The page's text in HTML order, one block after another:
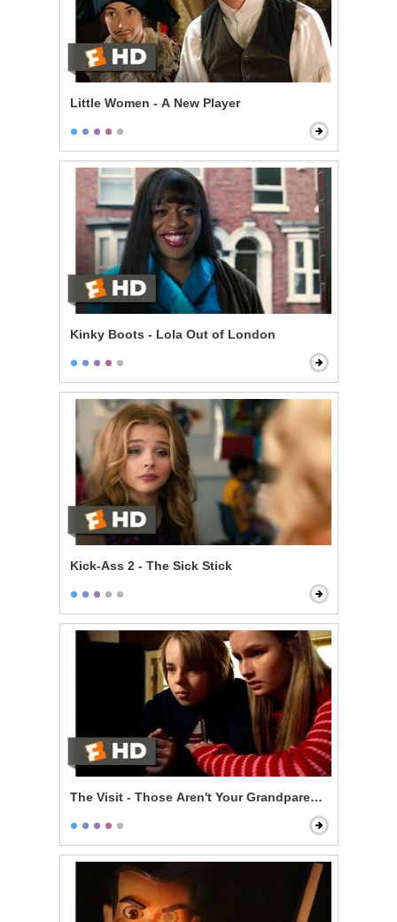
Little Women - A New Player
Kinky Boots - Lola Out of London
Kick-Ass 2 - The Sick Stick
The Visit - Those Aren't Your Grandparents